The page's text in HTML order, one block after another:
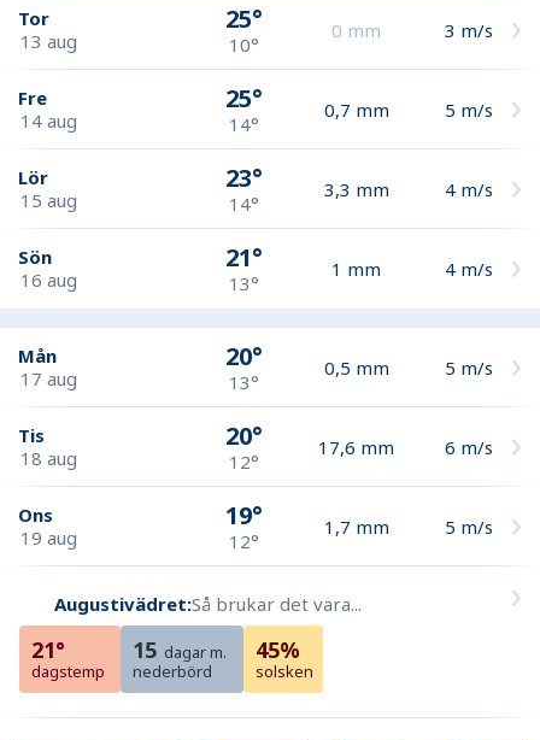
Tor
13 aug
25°
10°
0 mm 3 m/s
Fre
14 aug
25°
14°
0,7 mm 5 m/s
Lör
15 aug
23°
14°
3,3 mm 4 m/s
Sön
16 aug
21°
13°
1 mm 4 m/s
Mån
17 aug
20°
13°
0,5 mm 5 m/s
Tis
18 aug
20°
12°
17,6 mm 6 m/s
Ons
19 aug
19°
12°
1,7 mm 5 m/s
Augustivädret:Så brukar det vara...
21°
dagstemp
15 dagar m.
nederbörd
45%
solsken